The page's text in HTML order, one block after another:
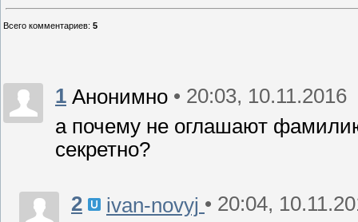
Всего комментариев: 5
1 Анонимно • 20:03, 10.11.2016
а почему не оглашают
секретно?
2 ivan-novyj • 20:04,